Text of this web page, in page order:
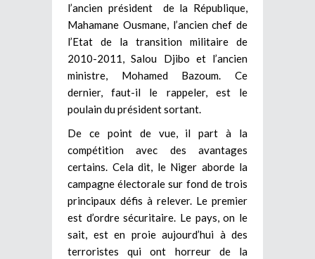
l’ancien président de la République,
Mahamane Ousmane, l’ancien chef de
l’Etat de la transition militaire de
2010-2011, Salou Djibo et l’ancien
ministre, Mohamed Bazoum. Ce
dernier, faut-il le rappeler, est le
poulain du président sortant.
De ce point de vue, il part à la
compétition avec des avantages
certains. Cela dit, le Niger aborde la
campagne électorale sur fond de trois
principaux défis à relever. Le premier
est d’ordre sécuritaire. Le pays, on le
sait, est en proie aujourd’hui à des
terroristes qui ont horreur de la